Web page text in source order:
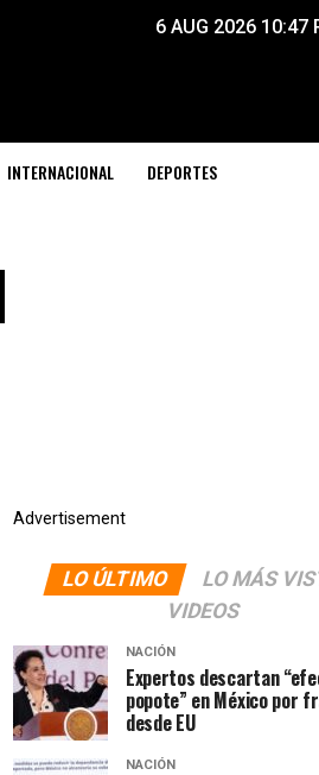
6 AUG 2026 10:47
INTERNACIONAL DEPORTES
Advertisement
LO ÚLTIMO
LO MÁS
VIDEOS
NACIÓN
Expertos descartan
popote” en México por
desde EU
NACIÓN